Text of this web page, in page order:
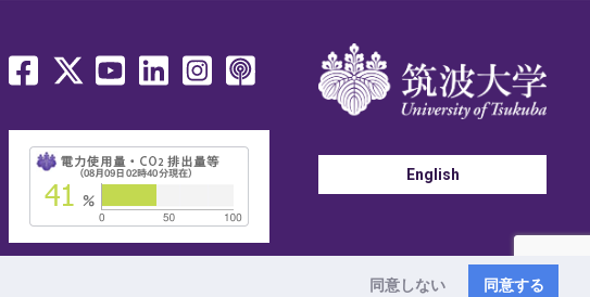
同意しない 同意する
English
© 2026 University of Tsukuba
〒305-8577 茨城県つくば市天王台1-1-1